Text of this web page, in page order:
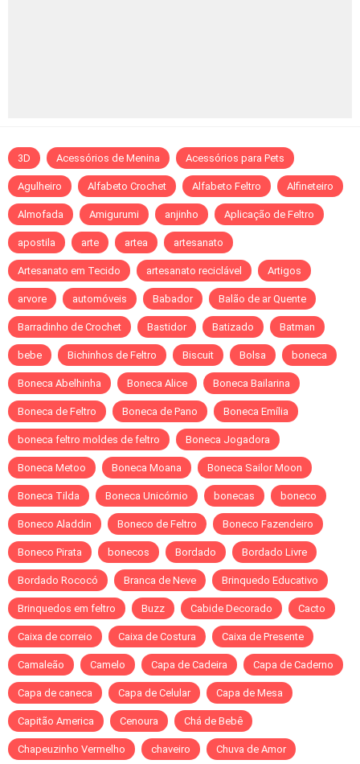
3D Acessórios de Menina Acessórios para Pets
Agulheiro Alfabeto Crochet Alfabeto Feltro Alfineteiro
Almofada Amigurumi anjinho Aplicação de Feltro
apostila arte artea artesanato
Artesanato em Tecido artesanato reciclável Artigos
arvore automóveis Babador Balão de ar Quente
Barradinho de Crochet Bastidor Batizado Batman
bebe Bichinhos de Feltro Biscuit Bolsa boneca
Boneca Abelhinha Boneca Alice Boneca Bailarina
Boneca de Feltro Boneca de Pano Boneca Emília
boneca feltro moldes de feltro Boneca Jogadora
Boneca Metoo Boneca Moana Boneca Sailor Moon
Boneca Tilda Boneca Unicórnio bonecas boneco
Boneco Aladdin Boneco de Feltro Boneco Fazendeiro
Boneco Pirata bonecos Bordado Bordado Livre
Bordado Rococó Branca de Neve Brinquedo Educativo
Brinquedos em feltro Buzz Cabide Decorado Cacto
Caixa de correio Caixa de Costura Caixa de Presente
Camaleão Camelo Capa de Cadeira Capa de Caderno
Capa de caneca Capa de Celular Capa de Mesa
Capitão America Cenoura Chá de Bebê
Chapeuzinho Vermelho chaveiro Chuva de Amor